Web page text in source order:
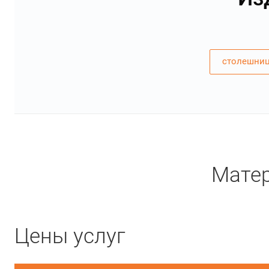
Цены услуг